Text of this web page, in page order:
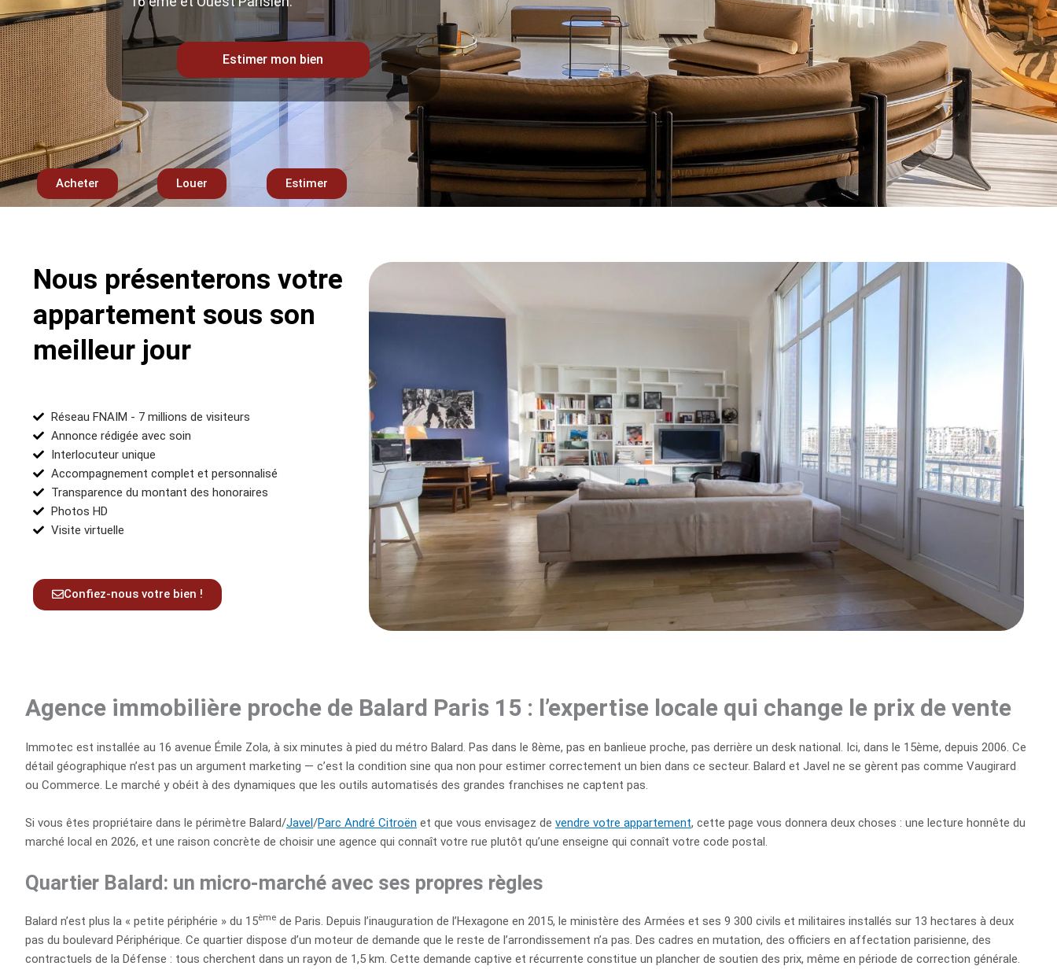
Estimer mon bien
Acheter Louer Estimer
Nous présenterons votre
appartement sous son
meilleur jour
Réseau FNAIM - 7 millions de visiteurs
Annonce rédigée avec soin
Interlocuteur unique
Accompagnement complet et personnalisé
Transparence du montant des honoraires
Photos HD
Visite virtuelle
Confiez-nous votre bien !
Agence immobilière proche de Balard Paris 15 : l’expertise locale qui change le prix de vente
Immotec est installée au 16 avenue Émile Zola, à six minutes à pied du métro Balard. Pas dans le 8ème, pas en banlieue proche, pas derrière un desk national. Ici, dans le 15ème, depuis 2006. Ce
détail géographique n’est pas un argument marketing — c’est la condition sine qua non pour estimer correctement un bien dans ce secteur. Balard et Javel ne se gèrent pas comme Vaugirard
ou Commerce. Le marché y obéit à des dynamiques que les outils automatisés des grandes franchises ne captent pas.
Si vous êtes propriétaire dans le périmètre Balard/Javel/Parc André Citroën et que vous envisagez de vendre votre appartement, cette page vous donnera deux choses : une lecture honnête du
marché local en 2026, et une raison concrète de choisir une agence qui connaît votre rue plutôt qu’une enseigne qui connaît votre code postal.
Quartier Balard: un micro-marché avec ses propres règles
Balard n’est plus la « petite périphérie » du 15ème de Paris. Depuis l’inauguration de l’Hexagone en 2015, le ministère des Armées et ses 9 300 civils et militaires installés sur 13 hectares à deux
pas du boulevard Périphérique. Ce quartier dispose d’un moteur de demande que le reste de l’arrondissement n’a pas. Des cadres en mutation, des officiers en affectation parisienne, des
contractuels de la Défense : tous cherchent dans un rayon de 1,5 km. Cette demande captive et récurrente constitue un plancher de soutien des prix, même en période de correction générale.